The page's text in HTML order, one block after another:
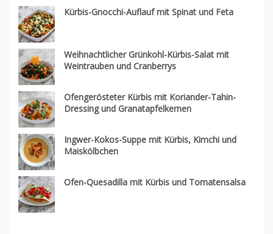
Kürbis-Gnocchi-Auflauf mit Spinat und Feta
Weihnachtlicher Grünkohl-Kürbis-Salat mit
Weintrauben und Cranberrys
Ofengerösteter Kürbis mit Koriander-Tahin-
Dressing und Granatapfelkernen
Ingwer-Kokos-Suppe mit Kürbis, Kimchi und
Maiskölbchen
Ofen-Quesadilla mit Kürbis und Tomatensalsa